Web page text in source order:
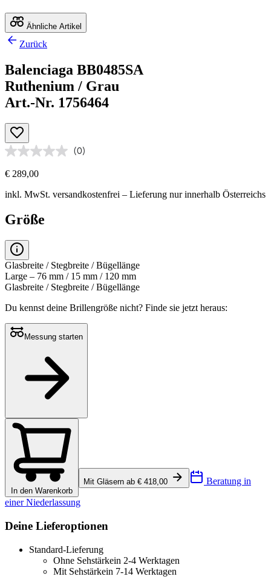
Ähnliche Artikel
Zurück
Balenciaga BB0485SA
Ruthenium / Grau
Art.-Nr. 1756464
(0)
€ 289,00
inkl. MwSt. versandkostenfrei – Lieferung nur innerhalb Österreichs
Größe
Glasbreite / Stegbreite / Bügellänge
Large – 76 mm / 15 mm / 120 mm
Glasbreite / Stegbreite / Bügellänge
Du kennst deine Brillengröße nicht? Finde sie jetzt heraus:
Messung starten
In den Warenkorb
Mit Gläsern ab € 418,00 Beratung in
einer Niederlassung
Deine Lieferoptionen
Standard-Lieferung
Ohne Sehstärkein 2-4 Werktagen
Mit Sehstärkein 7-14 Werktagen